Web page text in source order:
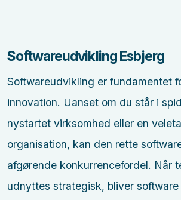
Softwareudvikling Esbjerg
Softwareudvikling er fundamentet
innovation. Uanset om du står i
nystartet virksomhed eller en
organisation, kan den rette
afgørende konkurrencefordel. Når
udnyttes strategisk, bliver